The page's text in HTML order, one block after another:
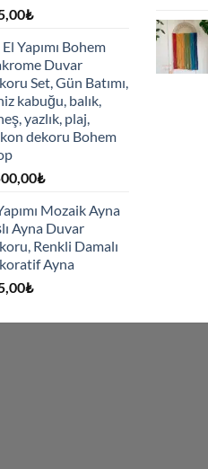
₺
Yapımı Bohem
Duvar
Set, Gün Batımı,
kabuğu, balık,
yazlık, plaj,
dekoru Bohem
₺
Mozaik Ayna
Ayna Duvar
Renkli Damalı
Ayna
₺